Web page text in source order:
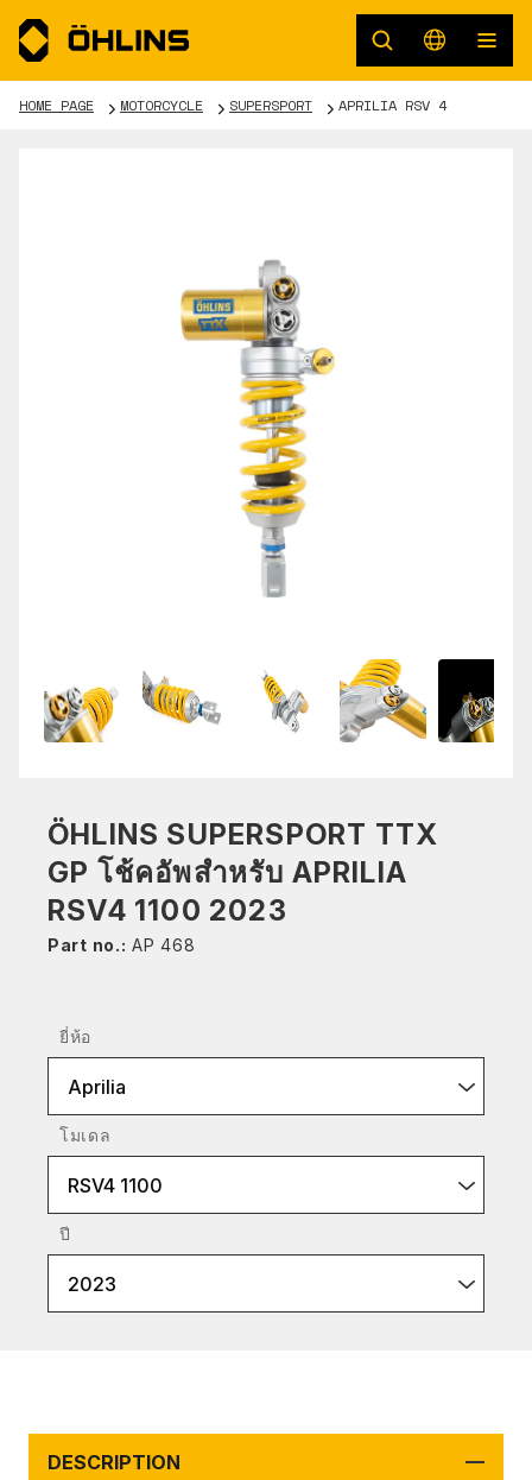
HOME PAGE MOTORCYCLE SUPERSPORT APRILIA RSV 4
ÖHLINS SUPERSPORT TTX
GP โช้คอัพสำหรับ APRILIA
RSV4 1100 2023
Part no.: AP 468
ยี่ห้อ
Aprilia
โมเดล
RSV4 1100
ปี
2023
DESCRIPTION